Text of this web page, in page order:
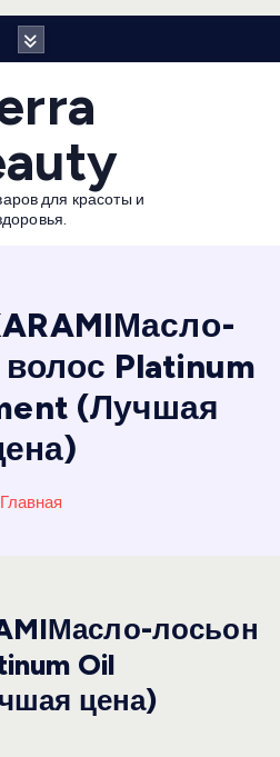
для красоты и
Platinum
(Лучшая
Главная
лосьон
Oil
цена)